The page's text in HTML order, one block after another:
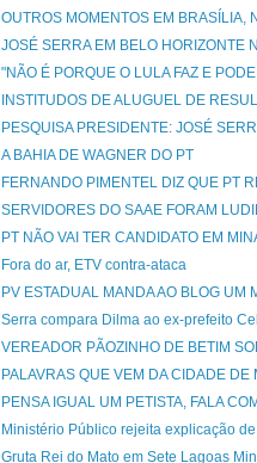
OUTROS MOMENTOS EM BRASÍLIA,
JOSÉ SERRA EM BELO HORIZONTE
"NÃO É PORQUE O LULA FAZ E
INSTITUDOS DE ALUGUEL DE
PESQUISA PRESIDENTE: JOSÉ
A BAHIA DE WAGNER DO PT
FERNANDO PIMENTEL DIZ QUE PT
SERVIDORES DO SAAE FORAM
PT NÃO VAI TER CANDIDATO EM
Fora do ar, ETV contra-ataca
PV ESTADUAL MANDA AO BLOG UM
Serra compara Dilma ao ex-prefeito
VEREADOR PÃOZINHO DE BETIM
PALAVRAS QUE VEM DA CIDADE DE
PENSA IGUAL UM PETISTA, FALA
Ministério Público rejeita explicação
Gruta Rei do Mato em Sete Lagoas